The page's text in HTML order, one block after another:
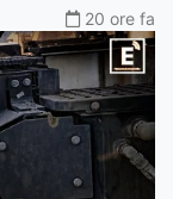
20 ore fa